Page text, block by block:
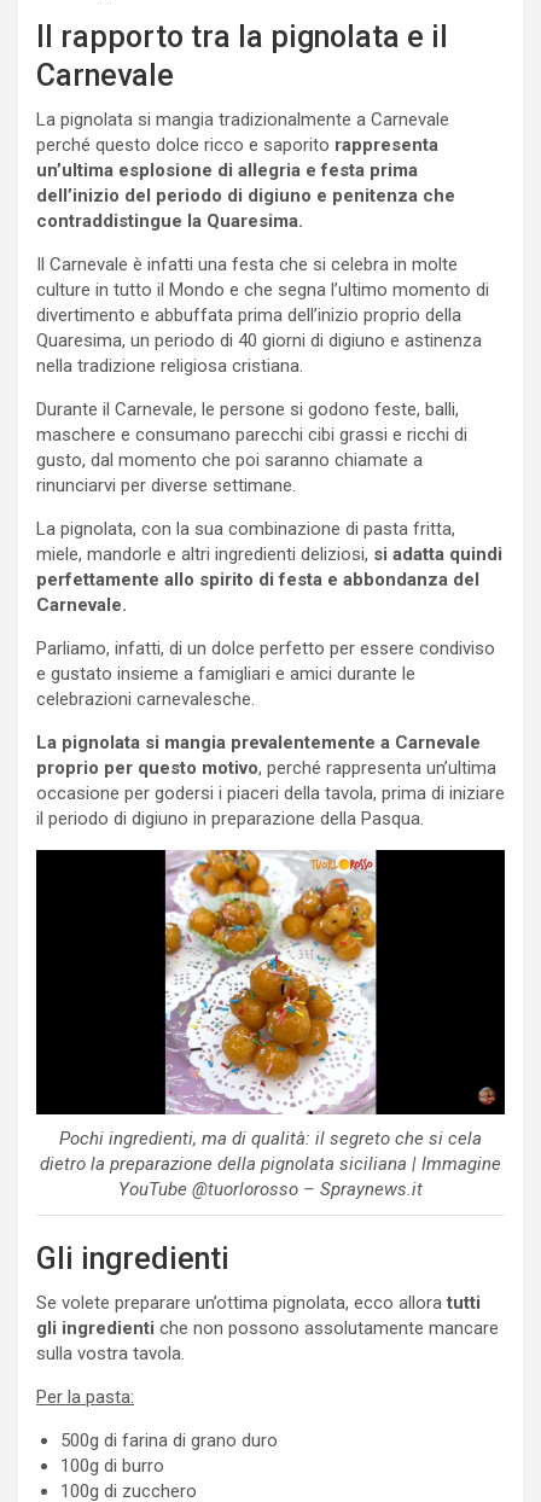
Il rapporto tra la pignolata e il
Carnevale
La pignolata si mangia tradizionalmente a Carnevale
perché questo dolce ricco e saporito rappresenta
un’ultima esplosione di allegria e festa prima
dell’inizio del periodo di digiuno e penitenza che
contraddistingue la Quaresima.
Il Carnevale è infatti una festa che si celebra in molte
culture in tutto il Mondo e che segna l’ultimo momento di
divertimento e abbuffata prima dell’inizio proprio della
Quaresima, un periodo di 40 giorni di digiuno e astinenza
nella tradizione religiosa cristiana.
Durante il Carnevale, le persone si godono feste, balli,
maschere e consumano parecchi cibi grassi e ricchi di
gusto, dal momento che poi saranno chiamate a
rinunciarvi per diverse settimane.
La pignolata, con la sua combinazione di pasta fritta,
miele, mandorle e altri ingredienti deliziosi, si adatta quindi
perfettamente allo spirito di festa e abbondanza del
Carnevale.
Parliamo, infatti, di un dolce perfetto per essere condiviso
e gustato insieme a famigliari e amici durante le
celebrazioni carnevalesche.
La pignolata si mangia prevalentemente a Carnevale
proprio per questo motivo, perché rappresenta un’ultima
occasione per godersi i piaceri della tavola, prima di iniziare
il periodo di digiuno in preparazione della Pasqua.
Pochi ingredienti, ma di qualità: il segreto che si cela
dietro la preparazione della pignolata siciliana | Immagine
YouTube @tuorlorosso – Spraynews.it
Gli ingredienti
Se volete preparare un’ottima pignolata, ecco alloratutti
gli ingredienti che non possono assolutamente mancare
sulla vostra tavola.
Per la pasta:
500g di farina di grano duro
100g di burro
100g di zucchero